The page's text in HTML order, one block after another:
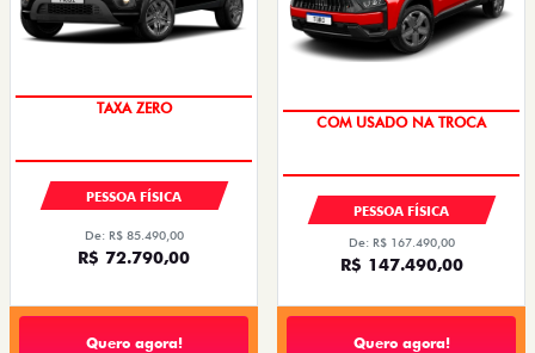
TAXA ZERO
PESSOA FÍSICA
De: R$ 85.490,00
R$ 72.790,00
Quero agora!
COM USADO NA TROCA
PESSOA FÍSICA
De: R$ 167.490,00
R$ 147.490,00
Quero agora!